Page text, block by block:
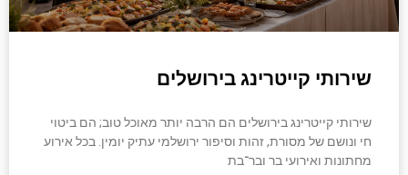
שירותי קייטרינג בירושלים
שירותי קייטרינג בירושלים הם הרבה יותר מאוכל טוב; הם ביטוי
חי ונושם של מסורת, זהות וסיפור ירושלמי עתיק יומין. בכל אירוע
מחתונות ואירועי בר ובר־בת